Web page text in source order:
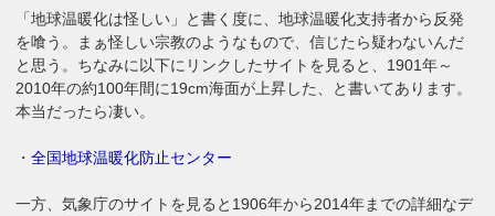
「地球温暖化は怪しい」と書く度に、地球温暖化支持者から反発
を喰う。まぁ怪しい宗教のようなもので、信じたら疑わないんだ
と思う。ちなみに以下にリンクしたサイトを見ると、1901年～
2010年の約100年間に19cm海面が上昇した、と書いてあります。
本当だったら凄い。
・全国地球温暖化防止センター
一方、気象庁のサイトを見ると1906年から2014年までの詳細なデ